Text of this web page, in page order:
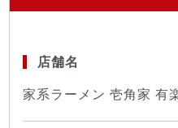
店舗名
家系ラーメン 壱角家 有